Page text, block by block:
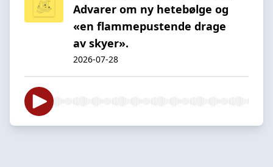
Advarer om ny hetebølge og
«en flammepustende drage
av skyer».
2026-07-28